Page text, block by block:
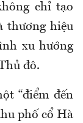
chỉ tạo
thương hiệu
xu hướng
đô.
“điểm đến
phố cổ Hà